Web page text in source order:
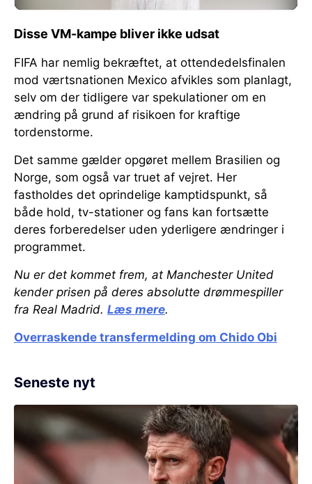
Disse VM-kampe bliver ikke udsat
FIFA har nemlig bekræftet, at ottendedelsfinalen
mod værtsnationen Mexico afvikles som planlagt,
selv om der tidligere var spekulationer om en
ændring på grund af risikoen for kraftige
tordenstorme.
Det samme gælder opgøret mellem Brasilien og
Norge, som også var truet af vejret. Her
fastholdes det oprindelige kamptidspunkt, så
både hold, tv-stationer og fans kan fortsætte
deres forberedelser uden yderligere ændringer i
programmet.
Nu er det kommet frem, at Manchester United
kender prisen på deres absolutte drømmespiller
fra Real Madrid. Læs mere.
Overraskende transfermelding om Chido Obi
Seneste nyt